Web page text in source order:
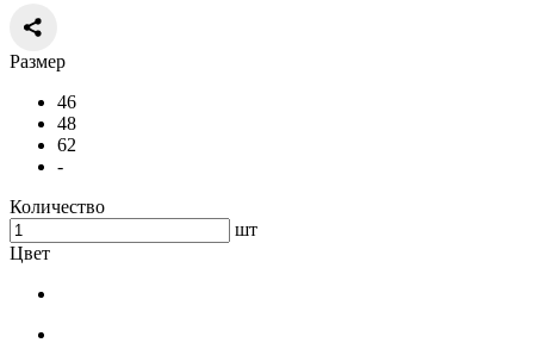
Размер
46
48
62
-
Количество
шт
Цвет